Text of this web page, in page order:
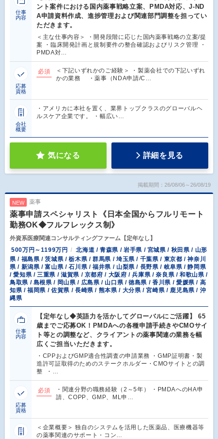
仕事
内容
ント案件における国内薬事戦略立案、PMDA対応、J-ND
A申請資料作成、進捗管理および関連部門調整を担ってい
ただきます。
＜主な仕事内容＞ ・開発段階に応じた国内薬事戦略の立案/提
案 ・臨床開発計画と規制要件の整合確認およびリスク管理 ・
PMDA対…
応募
資格
必須
＜下記いずれかのご経験＞ ・製薬会社での下記いずれ
かの業務 ・薬事（NDA申請/C…
会社
概要
・アメリカに本社を置く、業界トップクラスのグローバルヘ
ルスケア企業です。 ・幅広い…
気になる 詳細を見る
掲載期間：26/08/06～26/08/19
NEW 薬事
薬事申請スペシャリスト《日本全国からフルリモート
勤務OK◆フルフレックス制》
外資系医療関連コンサルティングファーム【定年なし】
500万円～1199万円
北海道 / 青森県 / 岩手県 / 宮城県 / 秋田県 / 山形
県 / 福島県 / 茨城県 / 栃木県 / 群馬県 / 埼玉県 / 千葉県 / 東京都 / 神奈川
県 / 新潟県 / 富山県 / 石川県 / 福井県 / 山梨県 / 長野県 / 岐阜県 / 静岡県
/ 愛知県 / 三重県 / 滋賀県 / 京都府 / 大阪府 / 兵庫県 / 奈良県 / 和歌山県 /
鳥取県 / 島根県 / 岡山県 / 広島県 / 山口県 / 徳島県 / 香川県 / 愛媛県 / 高
知県 / 福岡県 / 佐賀県 / 長崎県 / 熊本県 / 大分県 / 宮崎県 / 鹿児島県 / 沖
縄県
仕事
内容
【定年なし◆英語力を活かしてグローバルにご活躍】 65
歳までご応募OK！PMDAへの各種申請手続きやCMOサイ
ト等との調整など、クライアントの薬事関連の業務を幅
広くご担当いただきます。
・CPPおよびGMP適合性調査の申請業務 ・GMP証明書・製
造許可証取得のためのステークホルダー・CMOサイトとの調
整 ・…
応募
資格
必須
・関連分野の職務経験（2～5年） ・PMDAへのHA申
請、COPP、GMP、ML申…
＜企業概要＞ 独自のシステムを活用した医薬品、医療機器等
の薬事関連のサポート・コン…